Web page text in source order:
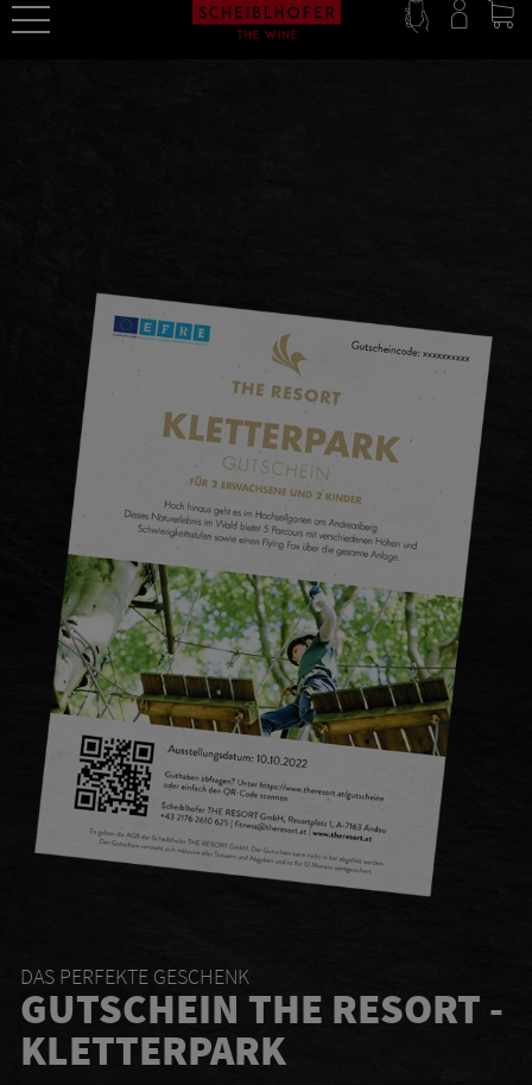
DAS PERFEKTE GESCHENK
GUTSCHEIN THE RESORT -
KLETTERPARK